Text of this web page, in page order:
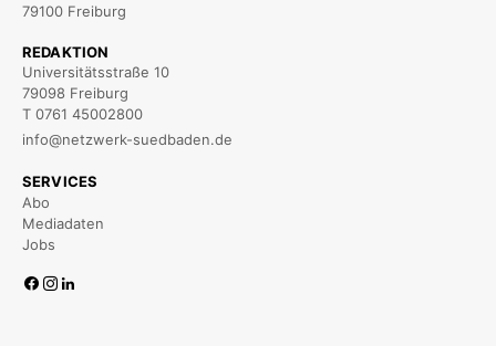
79100 Freiburg
REDAKTION
Universitätsstraße 10
79098 Freiburg
T 0761 45002800
info@netzwerk-suedbaden.de
SERVICES
Abo
Mediadaten
Jobs